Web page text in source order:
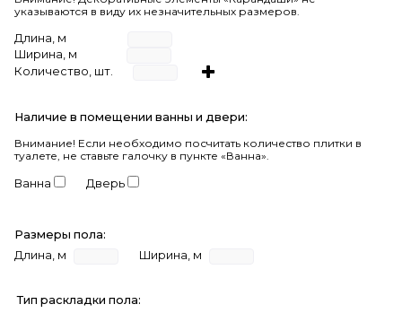
указываются в виду их незначительных размеров.
Длина, м
Ширина, м
Количество, шт.
Наличие в помещении ванны и двери:
Внимание! Если необходимо посчитать количество плитки в
туалете, не ставьте галочку в пункте «Ванна».
Ванна Дверь
Размеры пола:
Длина, м
Ширина, м
Тип раскладки пола: